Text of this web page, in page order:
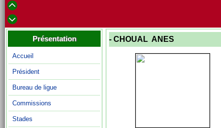
Présentation
Accueil
Président
Bureau de ligue
Commissions
Stades
- CHOUAL ANES